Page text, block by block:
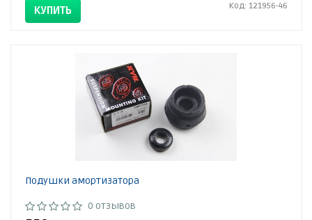
КУПИТЬ Код: 121956-46
Подушки амортизатора
0 отзывов